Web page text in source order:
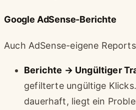
Google AdSense-Berichte
Auch AdSense-eigene
Berichte → Ungültiger
gefilterte ungültige
dauerhaft, liegt ein